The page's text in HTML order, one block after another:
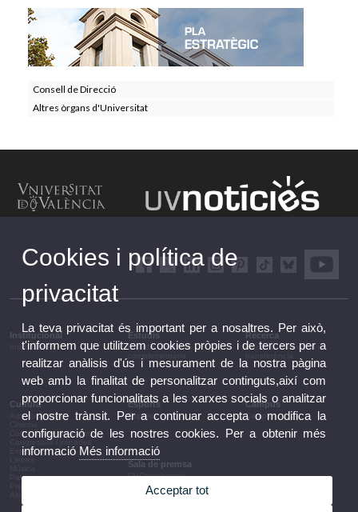
Consell de Direcció
Altres òrgans d'Universitat
Institucional
Institucional
Estudis
Estudis i formació
Recerca
Recerca, innovació i
Cultura
Arts escèniques
Conferències i debats
Congressos i jornades
Exposicions
Patrimoni
Esports
Esports
Campus
Campus
Sala de premsa
UVComunicació
Notes de premsa
Agenda de govern
Cookies i política de
privacitat
La teva privacitat és important per a nosaltres. Per això,
t'informem que utilitzem cookies pròpies i de tercers per a
realitzar anàlisis d'ús i mesurament de la nostra pàgina
web amb la finalitat de personalitzar continguts,així com
proporcionar funcionalitats a les xarxes socials o analitzar
el nostre trànsit. Per a continuar accepta o modifica la
configuració de les nostres cookies. Per a obtenir més
informació Més informació
Acceptar tot